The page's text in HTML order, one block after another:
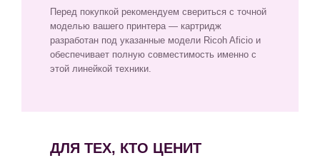
Перед покупкой рекомендуем свериться с точной
моделью вашего принтера — картридж
разработан под указанные модели Ricoh Aficio и
обеспечивает полную совместимость именно с
этой линейкой техники.
ДЛЯ ТЕХ, КТО ЦЕНИТ